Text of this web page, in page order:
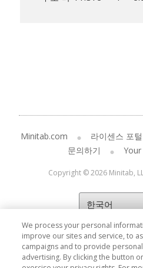
Minitab.com 라이센스 포털
문의하기
Copyright © 2026 Minitab,
We process your personal
improve our sites and service, to
campaigns and to provide
advertising. By clicking the button